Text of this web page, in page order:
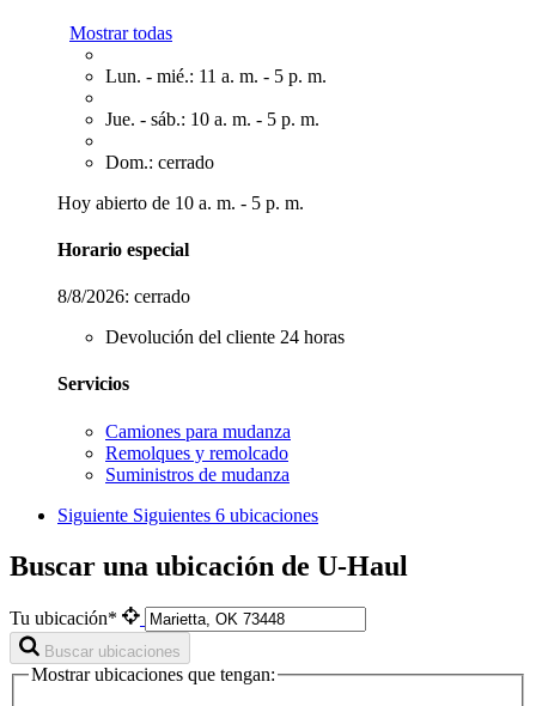
Mostrar todas
Lun. - mié.: 11 a. m. - 5 p. m.
Jue. - sáb.: 10 a. m. - 5 p. m.
Dom.: cerrado
Hoy abierto de 10 a. m. - 5 p. m.
Horario especial
8/8/2026: cerrado
Devolución del cliente 24 horas
Servicios
Camiones para mudanza
Remolques y remolcado
Suministros de mudanza
Siguiente Siguientes 6 ubicaciones
Buscar una ubicación de U-Haul
Tu ubicación*
Buscar ubicaciones
Mostrar ubicaciones que tengan: